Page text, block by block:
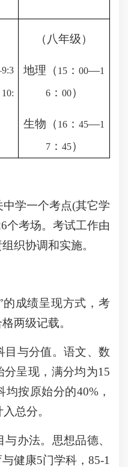
9:3
10:
（八年级）
地理（ 15 ： 00—1
6： 00）
生物（ 16 ： 45—1
7： 45）
学一个考点(其它学
个考场。考试工作由
织协调和实施。
成绩呈现方式，考
两级记载。
与分值。语文、数
呈现，满分均为15
按原始分的40%，
总分。
办法。思想品德、
健康5门学科，85-1